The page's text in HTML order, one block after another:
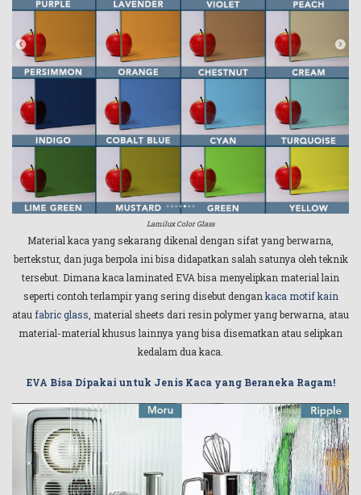
Lamilux Color Glass
Material kaca yang sekarang dikenal dengan sifat yang berwarna,
bertekstur, dan juga berpola ini bisa didapatkan salah satunya oleh teknik
tersebut. Dimana kaca laminated EVA bisa menyelipkan material lain
seperti contoh terlampir yang sering disebut dengan kaca motif kain
atau fabric glass , material sheets dari resin polymer yang berwarna, atau
material-material khusus lainnya yang bisa disematkan atau selipkan
kedalam dua kaca.
EVA Bisa Dipakai untuk Jenis Kaca yang Beraneka Ragam!